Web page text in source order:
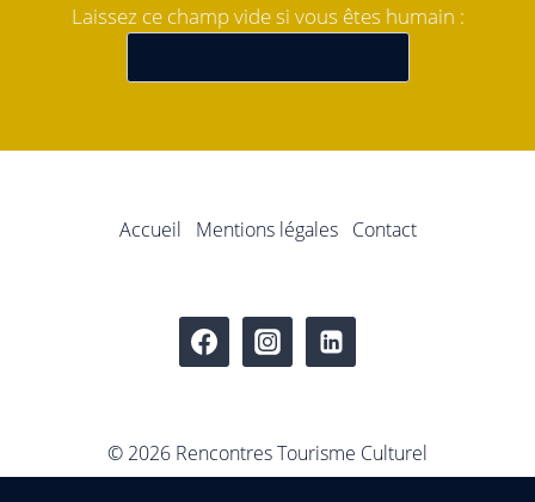
Laissez ce champ vide si vous êtes humain :
Accueil Mentions légales Contact
© 2026 Rencontres Tourisme Culturel